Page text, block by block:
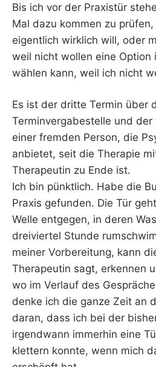
Bis ich vor der Praxistür
Mal dazu kommen zu
eigentlich wirklich will, oder
weil nicht wollen eine Option
wählen kann, weil ich nicht
Es ist der dritte Termin über
Terminvergabestelle und
einer fremden Person, die
anbietet, seit die Therapie
Therapeutin zu Ende ist.
Ich bin pünktlich. Habe die
Praxis gefunden. Die Tür
Welle entgegen, in deren
dreiviertel Stunde
meiner Vorbereitung, kann
Therapeutin sagt, erkennen
wo im Verlauf des
denke ich die ganze Zeit an
daran, dass ich bei der
irgendwann immerhin eine
klettern konnte, wenn mich